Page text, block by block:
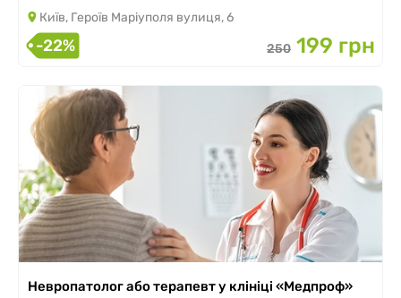
Київ, Героїв Маріуполя вулиця, 6
-22% 250 199 грн
Невропатолог або терапевт у клініці «Медпроф»